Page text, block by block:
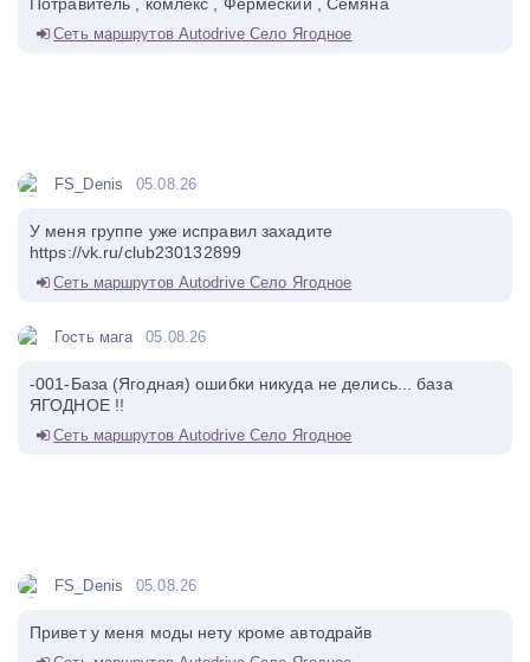
Сеть маршрутов Autodrive Село Ягодное
FS_Denis 05.08.26
У меня группе уже исправил захадите
https://vk.ru/club230132899
Сеть маршрутов Autodrive Село Ягодное
Гость мага 05.08.26
-001-База (Ягодная) ошибки никуда не делись... база
ЯГОДНОЕ !!
Сеть маршрутов Autodrive Село Ягодное
FS_Denis 05.08.26
Привет у меня моды нету кроме автодрайв